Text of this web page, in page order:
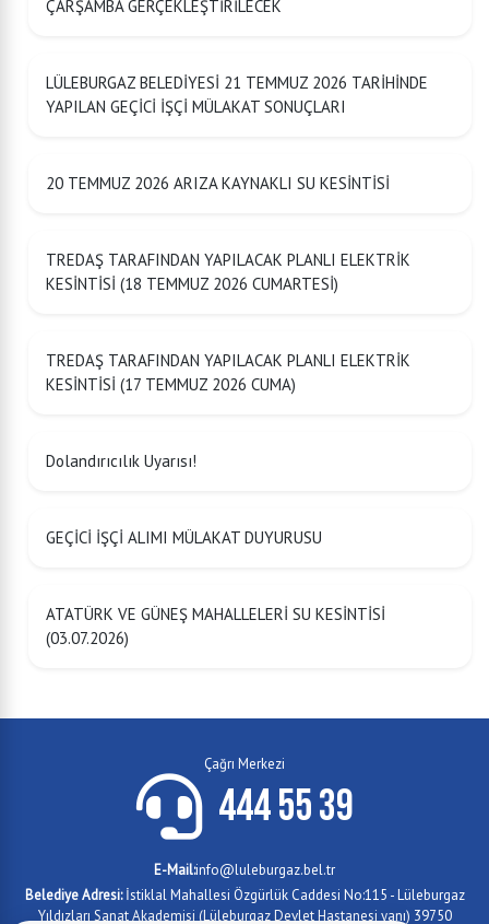
ÇARŞAMBA GERÇEKLEŞTİRİLECEK
LÜLEBURGAZ BELEDİYESİ 21 TEMMUZ 2026 TARİHİNDE
YAPILAN GEÇİCİ İŞÇİ MÜLAKAT SONUÇLARI
20 TEMMUZ 2026 ARIZA KAYNAKLI SU KESİNTİSİ
TREDAŞ TARAFINDAN YAPILACAK PLANLI ELEKTRİK
KESİNTİSİ (18 TEMMUZ 2026 CUMARTESİ)
TREDAŞ TARAFINDAN YAPILACAK PLANLI ELEKTRİK
KESİNTİSİ (17 TEMMUZ 2026 CUMA)
Dolandırıcılık Uyarısı!
GEÇİCİ İŞÇİ ALIMI MÜLAKAT DUYURUSU
ATATÜRK VE GÜNEŞ MAHALLELERİ SU KESİNTİSİ
(03.07.2026)
Çağrı Merkezi
444 55 39
E-Mail:info@luleburgaz.bel.tr
Belediye Adresi:İstiklal Mahallesi Özgürlük Caddesi No:115 - Lüleburgaz
Yıldızları Sanat Akademisi (Lüleburgaz Devlet Hastanesi yanı) 39750